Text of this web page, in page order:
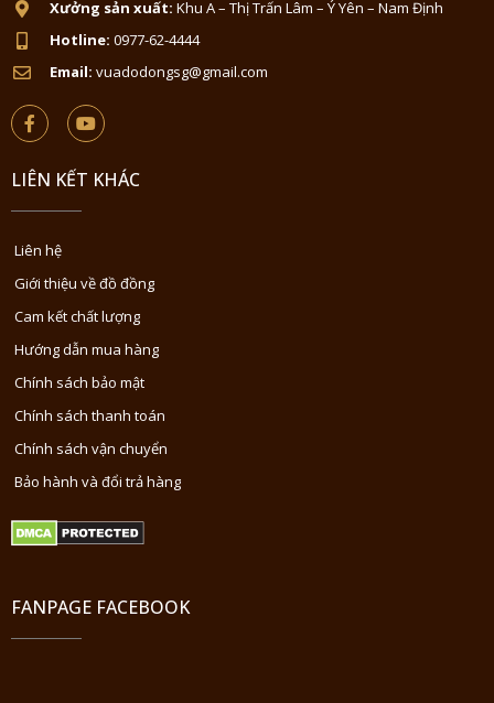
Xưởng sản xuất: Khu A – Thị Trấn Lâm – Ý Yên – Nam Định
Hotline: 0977-62-4444
Email: vuadodongsg@gmail.com
LIÊN KẾT KHÁC
Liên hệ
Giới thiệu về đồ đồng
Cam kết chất lượng
Hướng dẫn mua hàng
Chính sách bảo mật
Chính sách thanh toán
Chính sách vận chuyển
Bảo hành và đổi trả hàng
FANPAGE FACEBOOK